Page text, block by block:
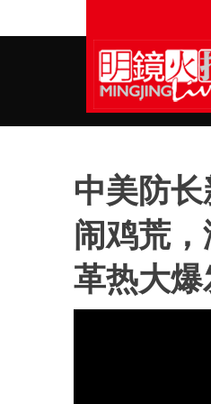
中美防
闹鸡荒
革热大爆